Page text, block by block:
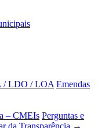
/ LDO / LOA Emendas
– CMEIs Perguntas e
da Transparência →